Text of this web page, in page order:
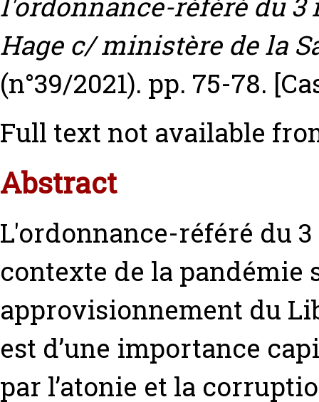
Hage c/ ministère de la
(n°39/2021). pp. 75-78.
Full text not available
Abstract
L'ordonnance-référé du
contexte de la pandémie
approvisionnement du
est d’une importance
par l’atonie et la